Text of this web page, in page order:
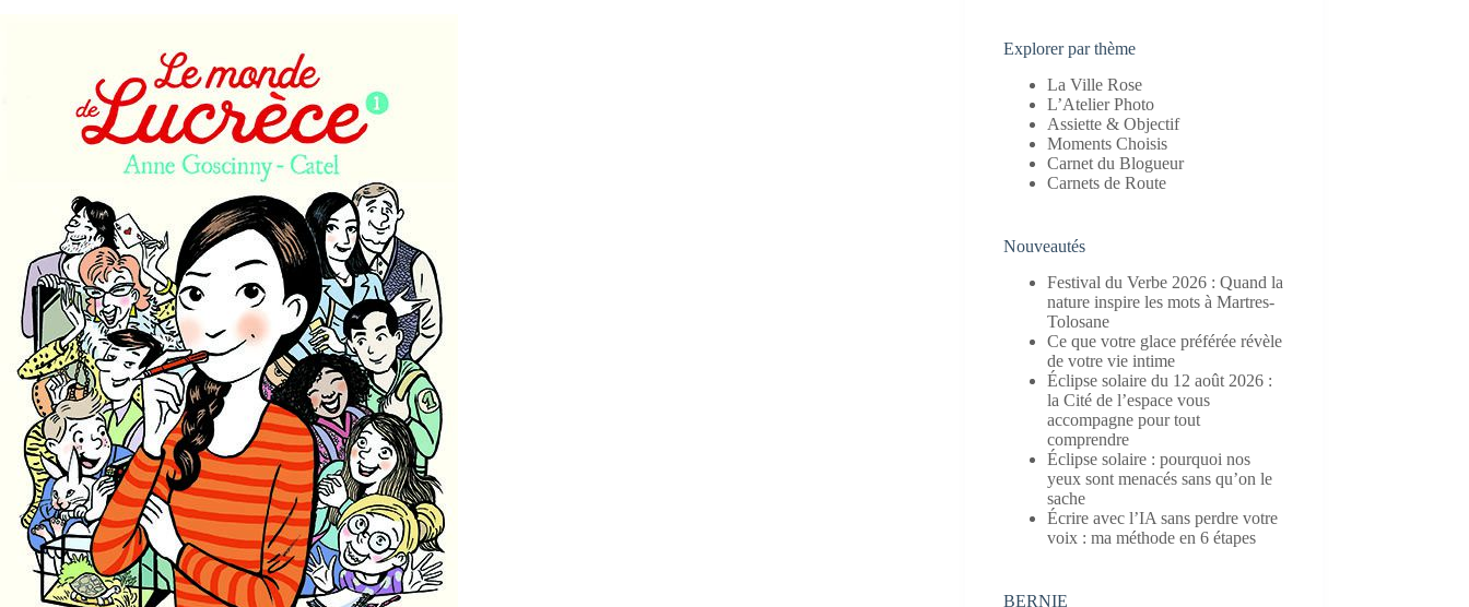
Explorer par thème
La Ville Rose
L’Atelier Photo
Assiette & Objectif
Moments Choisis
Carnet du Blogueur
Carnets de Route
Nouveautés
Festival du Verbe 2026 : Quand la
nature inspire les mots à Martres-
Tolosane
Ce que votre glace préférée révèle
de votre vie intime
Éclipse solaire du 12 août 2026 :
la Cité de l’espace vous
accompagne pour tout
comprendre
Éclipse solaire : pourquoi nos
yeux sont menacés sans qu’on le
sache
Écrire avec l’IA sans perdre votre
voix : ma méthode en 6 étapes
BERNIE